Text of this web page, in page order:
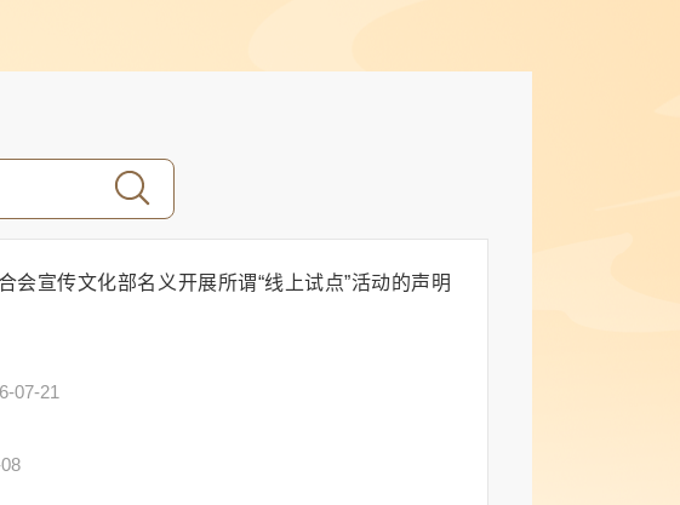
宣传文化部名义开展所谓“线上试点”活动的声明
07-21